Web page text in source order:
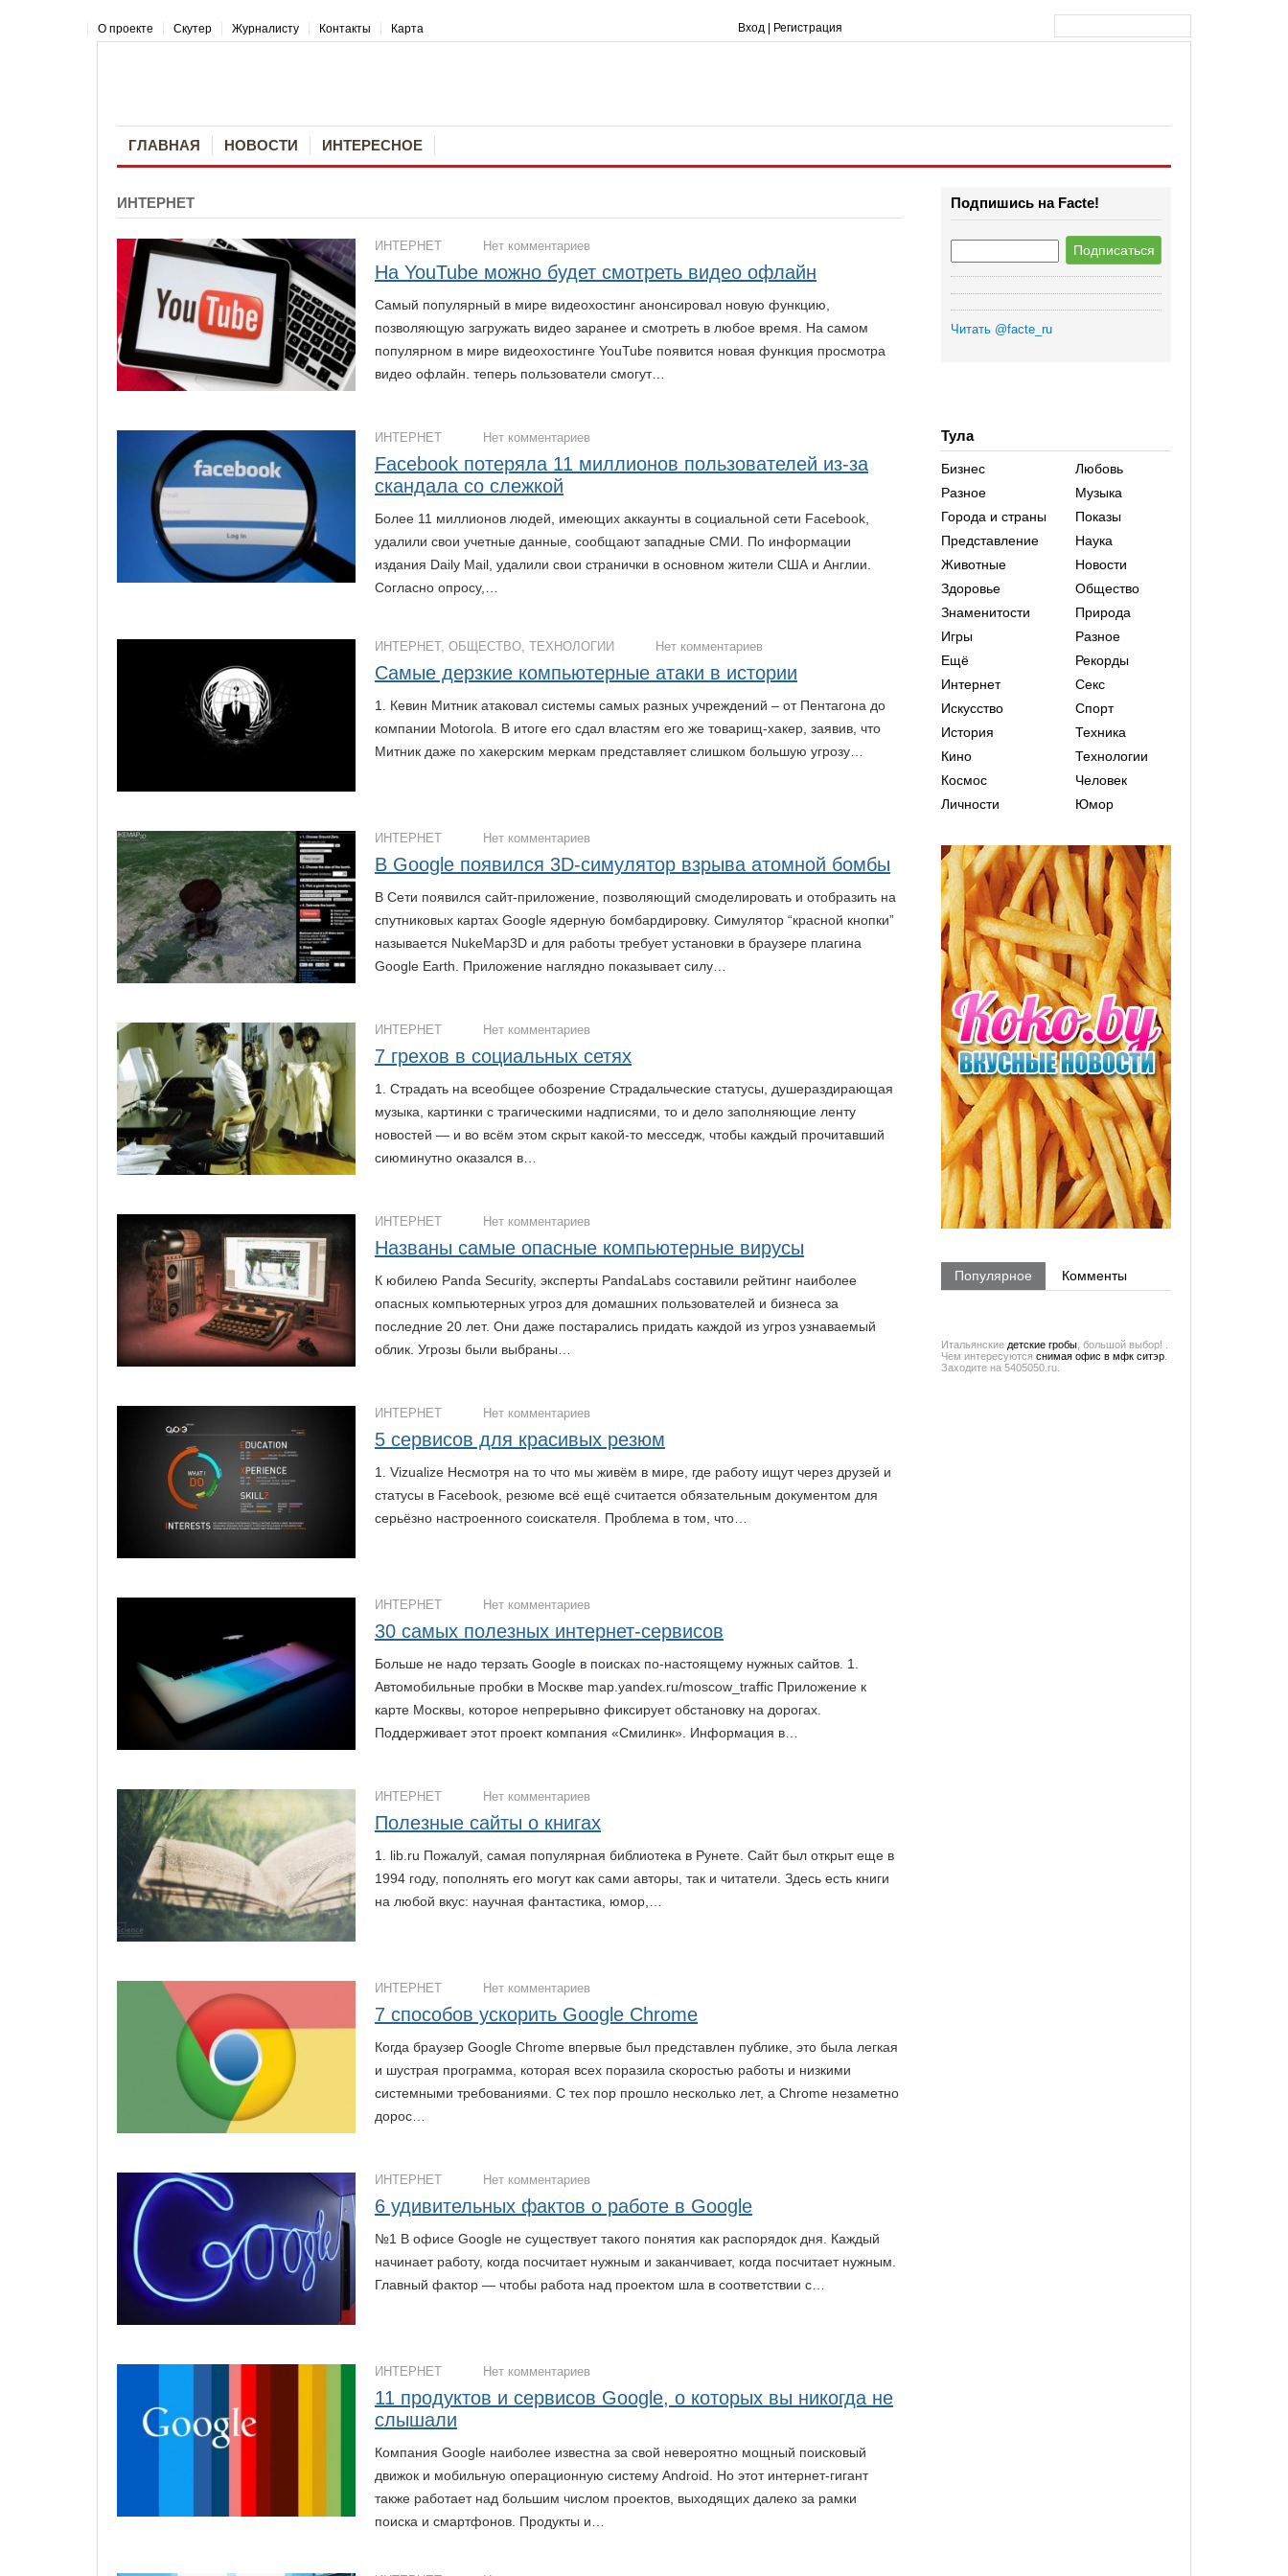
О проекте Скутер Журналисту Контакты Карта Вход Регистрация
ГЛАВНАЯ НОВОСТИ ИНТЕРЕСНОЕ
ИНТЕРНЕТ
ИНТЕРНЕТ Нет комментариев
На YouTube можно будет смотреть видео офлайн
Самый популярный в мире видеохостинг анонсировал новую функцию,
позволяющую загружать видео заранее и смотреть в любое время. На самом
популярном в мире видеохостинге YouTube появится новая функция просмотра
видео офлайн. теперь пользователи смогут…
ИНТЕРНЕТ Нет комментариев
Facebook потеряла 11 миллионов пользователей из-за
скандала со слежкой
Более 11 миллионов людей, имеющих аккаунты в социальной сети Facebook,
удалили свои учетные данные, сообщают западные СМИ. По информации
издания Daily Mail, удалили свои странички в основном жители США и Англии.
Согласно опросу,…
ИНТЕРНЕТ, ОБЩЕСТВО, ТЕХНОЛОГИИ Нет комментариев
Самые дерзкие компьютерные атаки в истории
1. Кевин Митник атаковал системы самых разных учреждений – от Пентагона до
компании Motorola. В итоге его сдал властям его же товарищ-хакер, заявив, что
Митник даже по хакерским меркам представляет слишком большую угрозу…
ИНТЕРНЕТ Нет комментариев
В Google появился 3D-симулятор взрыва атомной бомбы
В Сети появился сайт-приложение, позволяющий смоделировать и отобразить на
спутниковых картах Google ядерную бомбардировку. Симулятор “красной кнопки”
называется NukeMap3D и для работы требует установки в браузере плагина
Google Earth. Приложение наглядно показывает силу…
ИНТЕРНЕТ Нет комментариев
7 грехов в социальных сетях
1. Страдать на всеобщее обозрение Страдальческие статусы, душераздирающая
музыка, картинки с трагическими надписями, то и дело заполняющие ленту
новостей — и во всём этом скрыт какой-то месседж, чтобы каждый прочитавший
сиюминутно оказался в…
ИНТЕРНЕТ Нет комментариев
Названы самые опасные компьютерные вирусы
К юбилею Panda Security, эксперты PandaLabs составили рейтинг наиболее
опасных компьютерных угроз для домашних пользователей и бизнеса за
последние 20 лет. Они даже постарались придать каждой из угроз узнаваемый
облик. Угрозы были выбраны…
ИНТЕРНЕТ Нет комментариев
5 сервисов для красивых резюм
1. Vizualize Несмотря на то что мы живём в мире, где работу ищут через друзей и
статусы в Facebook, резюме всё ещё считается обязательным документом для
серьёзно настроенного соискателя. Проблема в том, что…
ИНТЕРНЕТ Нет комментариев
30 самых полезных интернет-сервисов
Больше не надо терзать Goоgle в поисках по-настоящему нужных сайтов. 1.
Автомобильные пробки в Москве map.yandex.ru/moscow_traffic Приложение к
карте Москвы, которое непрерывно фиксирует обстановку на дорогах.
Поддерживает этот проект компания «Смилинк». Информация в…
ИНТЕРНЕТ Нет комментариев
Полезные сайты о книгах
1. lib.ru Пожалуй, самая популярная библиотека в Рунете. Сайт был открыт еще в
1994 году, пополнять его могут как сами авторы, так и читатели. Здесь есть книги
на любой вкус: научная фантастика, юмор,…
ИНТЕРНЕТ Нет комментариев
7 способов ускорить Google Chrome
Когда браузер Google Chrome впервые был представлен публике, это была легкая
и шустрая программа, которая всех поразила скоростью работы и низкими
системными требованиями. С тех пор прошло несколько лет, а Chrome незаметно
дорос…
ИНТЕРНЕТ Нет комментариев
6 удивительных фактов о работе в Google
№1 В офисе Google не существует такого понятия как распорядок дня. Каждый
начинает работу, когда посчитает нужным и заканчивает, когда посчитает нужным.
Главный фактор — чтобы работа над проектом шла в соответствии с…
ИНТЕРНЕТ Нет комментариев
11 продуктов и сервисов Google, о которых вы никогда не
слышали
Компания Google наиболее известна за свой невероятно мощный поисковый
движок и мобильную операционную систему Android. Но этот интернет-гигант
также работает над большим числом проектов, выходящих далеко за рамки
поиска и смартфонов. Продукты и…
Подпишись на Facte!
Читать @facte_ru
Тула
Бизнес
Разное
Города и страны
Представление
Животные
Здоровье
Знаменитости
Игры
Ещё
Интернет
Искусство
История
Кино
Космос
Личности
Любовь
Музыка
Показы
Наука
Новости
Общество
Природа
Разное
Рекорды
Секс
Спорт
Техника
Технологии
Человек
Юмор
Популярное Комменты
Итальянские детские гробы , большой выбор! .
Чем интересуются снимая офис в мфк ситэр
Заходите на 5405050.ru.